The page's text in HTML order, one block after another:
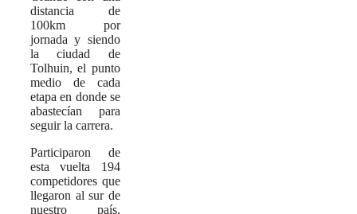
distancia de
100km por
jornada y siendo
la ciudad de
Tolhuin, el punto
medio de cada
etapa en donde se
abastecían para
seguir la carrera.
Participaron de
esta vuelta 194
competidores que
llegaron al sur de
nuestro país,